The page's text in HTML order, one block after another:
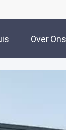
Over Ons